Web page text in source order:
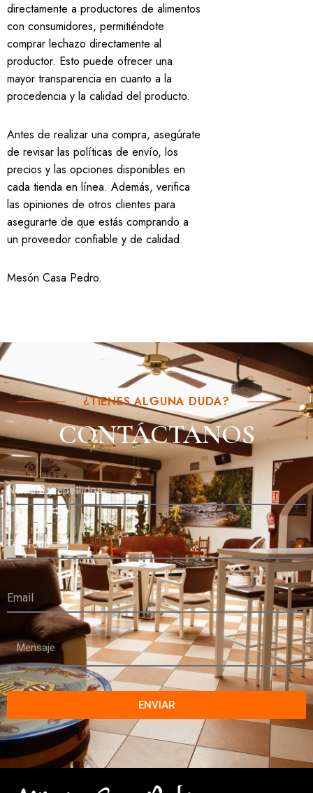
directamente a productores de alimentos
con consumidores, permitiéndote
comprar lechazo directamente al
productor. Esto puede ofrecer una
mayor transparencia en cuanto a la
procedencia y la calidad del producto.
Antes de realizar una compra, asegúrate
de revisar las políticas de envío, los
precios y las opciones disponibles en
cada tienda en línea. Además, verifica
las opiniones de otros clientes para
asegurarte de que estás comprando a
un proveedor confiable y de calidad.
Mesón Casa Pedro.
¿TIENES ALGUNA DUDA?
CONTÁCTANOS
ENVIAR